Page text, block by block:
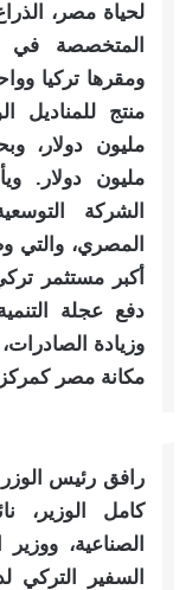
لحياة مصر،
المتخصصة في
ومقرها تركيا
مليون دولار.
الشركة
أكبر مستثمر
دفع عجلة
وزيادة
مكانة مصر كمركز
رافق رئيس
كامل الوزير،
الصناعية،
السفير التركي